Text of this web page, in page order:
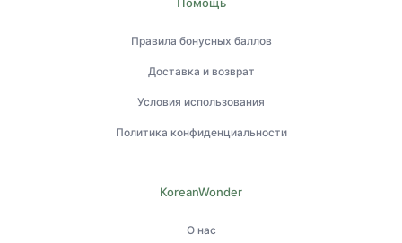
Правила бонусных баллов
Доставка и возврат
Условия использования
Политика конфиденциальности
KoreanWonder
О нас